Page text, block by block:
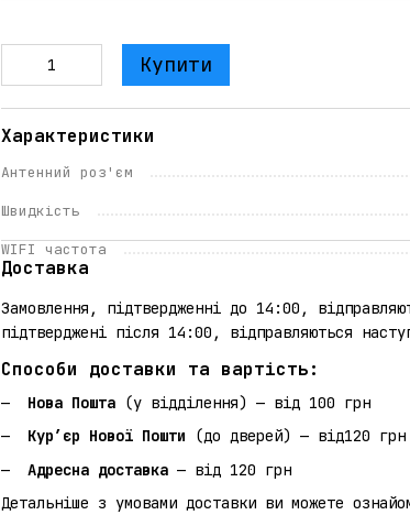
Купити
Характеристики
Антенний роз'єм
Швидкість
WIFI частота
Доставка
Замовлення, підтвердженні до 14:00,
підтверджені після 14:00, відправляються
Способи доставки та вартість:
Нова Пошта(у відділення) — від 100 грн
Кур’єр Нової Пошти (до дверей) — від120 грн
Адресна доставка— від 120 грн
Детальніше з умовами доставки ви можете